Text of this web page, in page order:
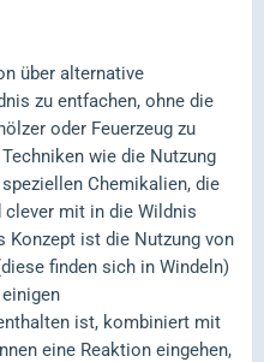
über alternative
zu entfachen, ohne die
oder Feuerzeug zu
wie die Nutzung
Chemikalien, die
clever mit in die Wildnis
Konzept ist die Nutzung von
finden sich in Windeln)
ist, kombiniert mit
eine Reaktion eingehen,